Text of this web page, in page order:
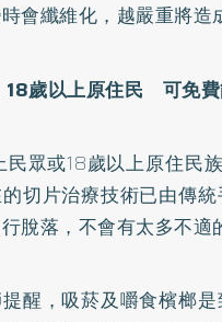
會纖維化，越嚴重將造
18歲以上原住民 可免
眾或18歲以上原住民
切片治療技術已由傳
脫落，不會有太多不適
醒，吸菸及嚼食檳榔